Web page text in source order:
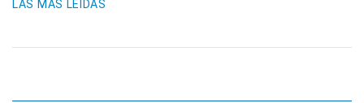
LAS MÁS LEIDAS